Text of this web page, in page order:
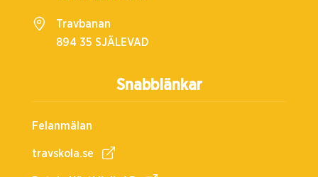
Snabblänkar
Felanmälan
travskola.se
Travbanan
894 35 SJÄLEVAD